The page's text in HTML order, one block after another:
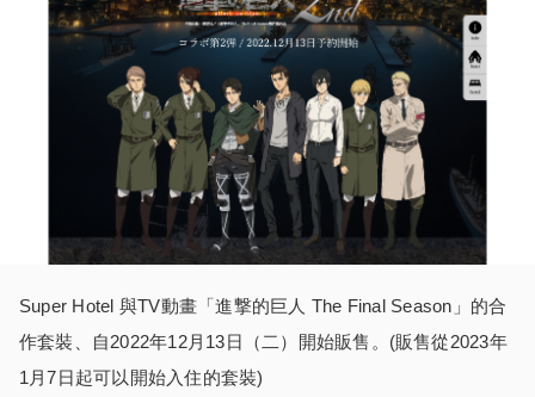
Super Hotel 與TV動畫「進撃的巨人 The Final Season」的合
作套裝、自2022年12月13日（二）開始販售。(販售從2023年
1月7日起可以開始入住的套裝)